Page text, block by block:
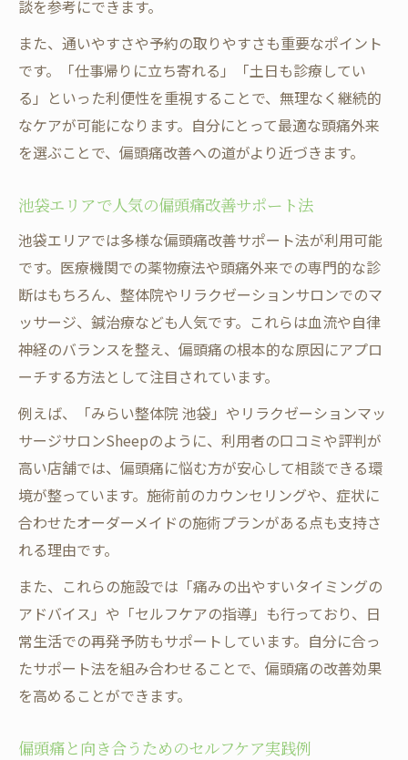
談を参考にできます。
また、通いやすさや予約の取りやすさも重要なポイント
です。「仕事帰りに立ち寄れる」「土日も診療してい
る」といった利便性を重視することで、無理なく継続的
なケアが可能になります。自分にとって最適な頭痛外来
を選ぶことで、偏頭痛改善への道がより近づきます。
池袋エリアで人気の偏頭痛改善サポート法
池袋エリアでは多様な偏頭痛改善サポート法が利用可能
です。医療機関での薬物療法や頭痛外来での専門的な診
断はもちろん、整体院やリラクゼーションサロンでのマ
ッサージ、鍼治療なども人気です。これらは血流や自律
神経のバランスを整え、偏頭痛の根本的な原因にアプロ
ーチする方法として注目されています。
例えば、「みらい整体院 池袋」やリラクゼーションマッ
サージサロンSheepのように、利用者の口コミや評判が
高い店舗では、偏頭痛に悩む方が安心して相談できる環
境が整っています。施術前のカウンセリングや、症状に
合わせたオーダーメイドの施術プランがある点も支持さ
れる理由です。
また、これらの施設では「痛みの出やすいタイミングの
アドバイス」や「セルフケアの指導」も行っており、日
常生活での再発予防もサポートしています。自分に合っ
たサポート法を組み合わせることで、偏頭痛の改善効果
を高めることができます。
偏頭痛と向き合うためのセルフケア実践例